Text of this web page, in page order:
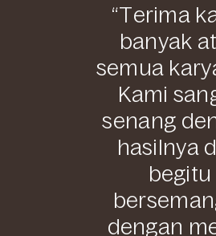
“Terima
banyak
semua
Kami
senang
hasilnya
begitu
dengan